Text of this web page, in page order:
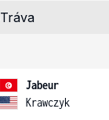
Tráva
Jabeur
Krawczyk